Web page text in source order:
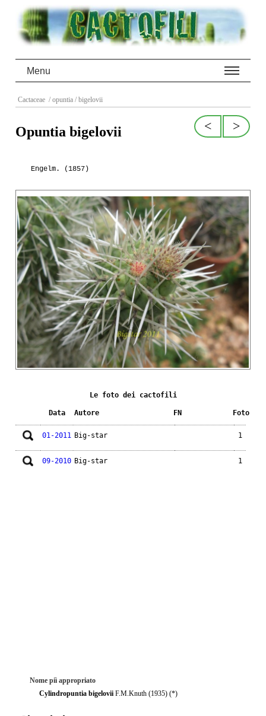
Menu
Cactaceae / opuntia / bigelovii
>
<
Opuntia bigelovii
Engelm. (1857)
Le foto dei cactofili
Data Autore FN Foto
01-2011 Big-star 1
09-2010 Big-star 1
Nome piì appropriato
Cylindropuntia bigelovii F.M.Knuth (1935) (*)